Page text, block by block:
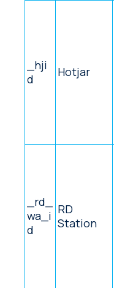
_hji
d
Hotjar
_rd_
wa_i
d
RD
Station